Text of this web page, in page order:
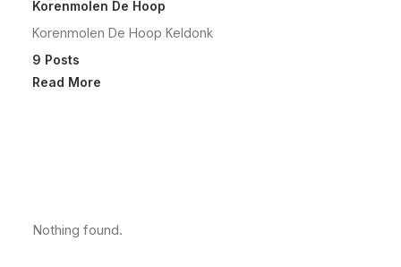
Korenmolen De Hoop
Korenmolen De Hoop Keldonk
9 Posts
Read More
Nothing found.